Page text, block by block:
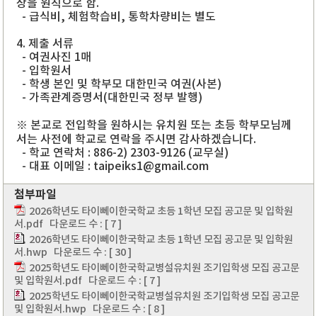
상을 원칙으로 함.
- 급식비, 체험학습비, 통학차량비는 별도
4. 제출 서류
- 여권사진 1매
- 입학원서
- 학생 본인 및 학부모 대한민국 여권(사본)
- 가족관계증명서(대한민국 정부 발행)
※ 본교로 전입학을 원하시는 유치원 또는 초등 학부모님께
서는 사전에 학교로 연락을 주시면 감사하겠습니다.
- 학교 연락처 : 886-2) 2303-9126 (교무실)
- 대표 이메일 : taipeiks1@gmail.com
첨부파일
2026학년도 타이뻬이한국학교 초등 1학년 모집 공고문 및 입학원
서.pdf 다운로드 수 : [ 7 ]
2026학년도 타이뻬이한국학교 초등 1학년 모집 공고문 및 입학원
서.hwp 다운로드 수 : [ 30 ]
2025학년도 타이뻬이한국학교병설유치원 조기입학생 모집 공고문
및 입학원서.pdf 다운로드 수 : [ 7 ]
2025학년도 타이뻬이한국학교병설유치원 조기입학생 모집 공고문
및 입학원서.hwp 다운로드 수 : [ 8 ]